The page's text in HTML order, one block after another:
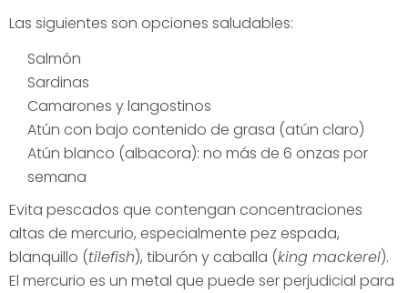
Las siguientes son opciones saludables:
Salmón
Sardinas
Camarones y langostinos
Atún con bajo contenido de grasa (atún claro)
Atún blanco (albacora): no más de 6 onzas por
semana
Evita pescados que contengan concentraciones
altas de mercurio, especialmente pez espada,
blanquillo (tilefish), tiburón y caballa (king mackerel).
El mercurio es un metal que puede ser perjudicial para